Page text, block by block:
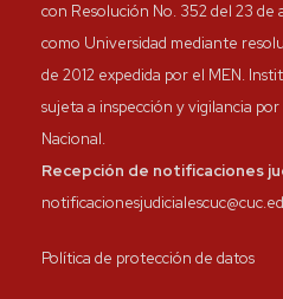
con Resolución No. 352 del 23 de
como Universidad mediante
de 2012 expedida por el MEN.
sujeta a inspección y vigilancia
Nacional.
Recepción de notificaciones
Política de protección de datos